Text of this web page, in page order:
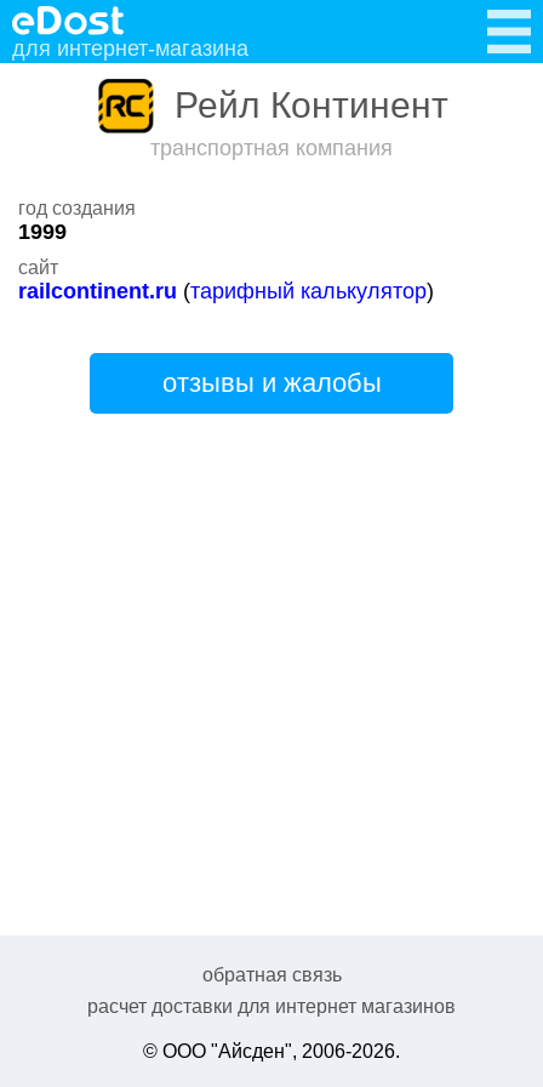
для интернет-магазина
Рейл Континент
транспортная компания
год создания
1999
сайт
railcontinent.ru (тарифный калькулятор)
отзывы и жалобы
обратная связь
расчет доставки для интернет магазинов
© ООО "Айсден", 2006-2026.